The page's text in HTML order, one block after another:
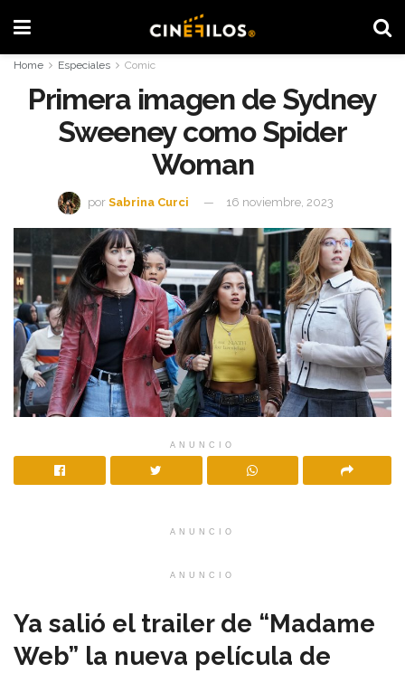
Home Especiales Comic
Primera imagen de Sydney
Sweeney como Spider
Woman
por Sabrina Curci 16 noviembre, 2023
ANUNCIO
ANUNCIO
ANUNCIO
Ya salió el trailer de “Madame
Web” la nueva película de